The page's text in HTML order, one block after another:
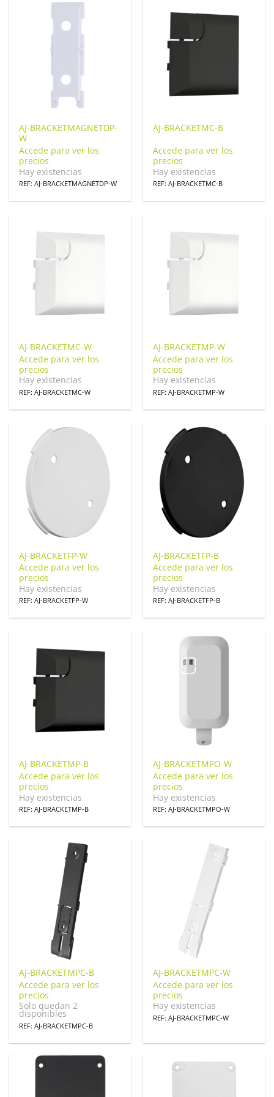
AJ-BRACKETMAGNETDP-
W
Accede para ver los
precios
Hay existencias
REF: AJ-BRACKETMAGNETDP-W
AJ-BRACKETMC-B
Accede para ver los
precios
Hay existencias
REF: AJ-BRACKETMC-B
AJ-BRACKETMC-W
Accede para ver los
precios
Hay existencias
REF: AJ-BRACKETMC-W
AJ-BRACKETMP-W
Accede para ver los
precios
Hay existencias
REF: AJ-BRACKETMP-W
AJ-BRACKETFP-W
Accede para ver los
precios
Hay existencias
REF: AJ-BRACKETFP-W
AJ-BRACKETFP-B
Accede para ver los
precios
Hay existencias
REF: AJ-BRACKETFP-B
AJ-BRACKETMP-B
Accede para ver los
precios
Hay existencias
REF: AJ-BRACKETMP-B
AJ-BRACKETMPO-W
Accede para ver los
precios
Hay existencias
REF: AJ-BRACKETMPO-W
AJ-BRACKETMPC-B
Accede para ver los
precios
Solo quedan 2
disponibles
REF: AJ-BRACKETMPC-B
AJ-BRACKETMPC-W
Accede para ver los
precios
Hay existencias
REF: AJ-BRACKETMPC-W